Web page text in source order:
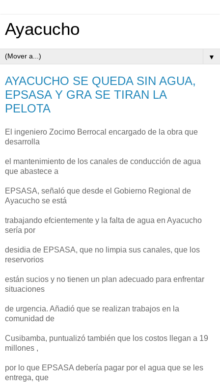
Ayacucho
▼
AYACUCHO SE QUEDA SIN AGUA,
EPSASA Y GRA SE TIRAN LA
PELOTA
El ingeniero Zocimo Berrocal encargado de la obra que
desarrolla
el mantenimiento de los canales de conducción de agua
que abastece a
EPSASA, señaló que desde el Gobierno Regional de
Ayacucho se está
trabajando efcientemente y la falta de agua en Ayacucho
sería por
desidia de EPSASA, que no limpia sus canales, que los
reservorios
están sucios y no tienen un plan adecuado para enfrentar
situaciones
de urgencia. Añadió que se realizan trabajos en la
comunidad de
Cusibamba, puntualizó también que los costos llegan a 19
millones ,
por lo que EPSASA debería pagar por el agua que se les
entrega, que